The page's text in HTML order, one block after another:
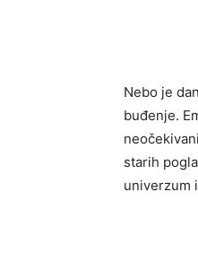
Nebo je
buđenje.
starih
univerzum